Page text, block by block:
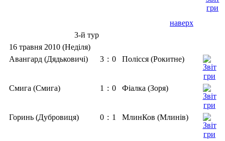
наверх
3-й тур
16 травня 2010 (Неділя)
Авангард (Дядьковичі)
3 : 0 Полісся (Рокитне)
Смига (Смига) 1 : 0 Фіалка (Зоря)
Горинь (Дубровиця) 0 : 1 МлинКов (Млинів)